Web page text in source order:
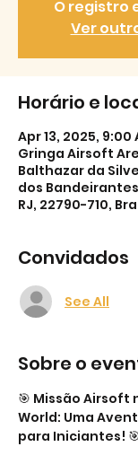
O registro
Ver
Horário e
Apr 13, 2025, 9:00
Gringa Airsoft
Balthazar da
dos
RJ, 22790-710,
Convidados
See All
Sobre o
🎯 Missão Airsoft
World: Uma
para Iniciantes!